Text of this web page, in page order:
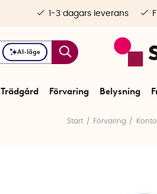
AI-läge
Trädgård Förvaring Belysning
1-3 dagars leverans
Start Förvaring